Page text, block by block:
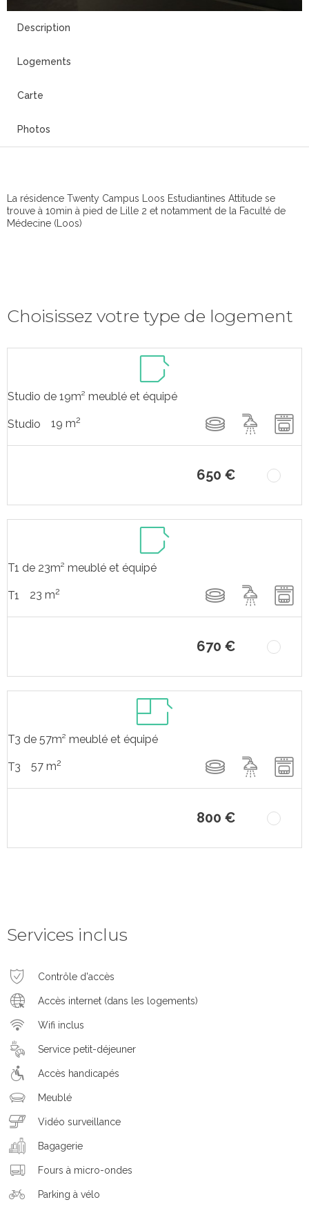
Description
Logements
Carte
Photos
La résidence Twenty Campus Loos Estudiantines Attitude se
trouve à 10min à pied de Lille 2 et notamment de la Faculté de
Médecine (Loos)
Choisissez votre type de logement
Studio de 19m² meublé et équipé
Studio 19 m2
650 €
T1 de 23m² meublé et équipé
T1 23 m2
670 €
T3 de 57m² meublé et équipé
T3 57 m2
800 €
Services inclus
Contrôle d'accès
Accès internet (dans les logements)
Wifi inclus
Service petit-déjeuner
Accès handicapés
Meublé
Vidéo surveillance
Bagagerie
Fours à micro-ondes
Parking à vélo